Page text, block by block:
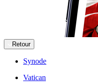
Retour
Synode
Vatican